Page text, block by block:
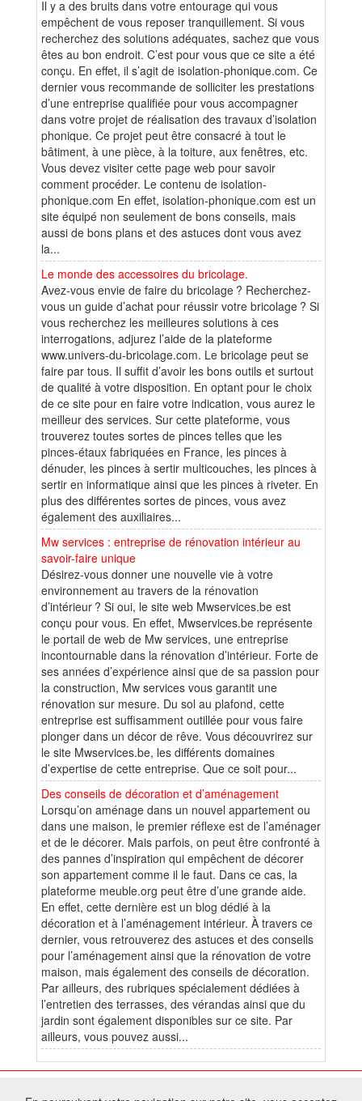
Il y a des bruits dans votre entourage qui vous
empêchent de vous reposer tranquillement. Si vous
recherchez des solutions adéquates, sachez que vous
êtes au bon endroit. C’est pour vous que ce site a été
conçu. En effet, il s’agit de isolation-phonique.com. Ce
dernier vous recommande de solliciter les prestations
d’une entreprise qualifiée pour vous accompagner
dans votre projet de réalisation des travaux d’isolation
phonique. Ce projet peut être consacré à tout le
bâtiment, à une pièce, à la toiture, aux fenêtres, etc.
Vous devez visiter cette page web pour savoir
comment procéder. Le contenu de isolation-
phonique.com En effet, isolation-phonique.com est un
site équipé non seulement de bons conseils, mais
aussi de bons plans et des astuces dont vous avez
la...
Le monde des accessoires du bricolage.
Avez-vous envie de faire du bricolage ? Recherchez-
vous un guide d’achat pour réussir votre bricolage ? Si
vous recherchez les meilleures solutions à ces
interrogations, adjurez l’aide de la plateforme
www.univers-du-bricolage.com. Le bricolage peut se
faire par tous. Il suffit d’avoir les bons outils et surtout
de qualité à votre disposition. En optant pour le choix
de ce site pour en faire votre indication, vous aurez le
meilleur des services. Sur cette plateforme, vous
trouverez toutes sortes de pinces telles que les
pinces-étaux fabriquées en France, les pinces à
dénuder, les pinces à sertir multicouches, les pinces à
sertir en informatique ainsi que les pinces à riveter. En
plus des différentes sortes de pinces, vous avez
également des auxiliaires...
Mw services : entreprise de rénovation intérieur au
savoir-faire unique
Désirez-vous donner une nouvelle vie à votre
environnement au travers de la rénovation
d’intérieur ? Si oui, le site web Mwservices.be est
conçu pour vous. En effet, Mwservices.be représente
le portail de web de Mw services, une entreprise
incontournable dans la rénovation d’intérieur. Forte de
ses années d’expérience ainsi que de sa passion pour
la construction, Mw services vous garantit une
rénovation sur mesure. Du sol au plafond, cette
entreprise est suffisamment outillée pour vous faire
plonger dans un décor de rêve. Vous découvrirez sur
le site Mwservices.be, les différents domaines
d’expertise de cette entreprise. Que ce soit pour...
Des conseils de décoration et d’aménagement
Lorsqu’on aménage dans un nouvel appartement ou
dans une maison, le premier réflexe est de l’aménager
et de le décorer. Mais parfois, on peut être confronté à
des pannes d’inspiration qui empêchent de décorer
son appartement comme il le faut. Dans ce cas, la
plateforme meuble.org peut être d’une grande aide.
En effet, cette dernière est un blog dédié à la
décoration et à l’aménagement intérieur. À travers ce
dernier, vous retrouverez des astuces et des conseils
pour l’aménagement ainsi que la rénovation de votre
maison, mais également des conseils de décoration.
Par ailleurs, des rubriques spécialement dédiées à
l’entretien des terrasses, des vérandas ainsi que du
jardin sont également disponibles sur ce site. Par
ailleurs, vous pouvez aussi...